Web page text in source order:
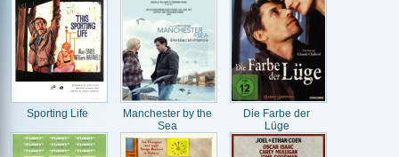
Sporting Life
Manchester by the
Sea
Die Farbe der
Lüge